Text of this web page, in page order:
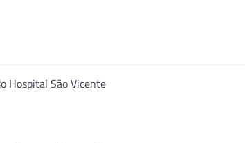
Hospital São Vicente